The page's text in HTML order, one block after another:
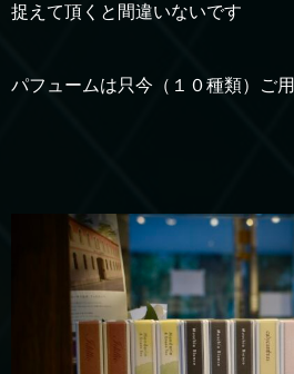
捉えて頂くと間違いないです
パフュームは只今（１０種類）ご